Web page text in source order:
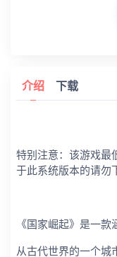
介绍 下载
特别注意：该游戏最
于此系统版本的请勿
《国家崛起》是一款
从古代世界的一个城